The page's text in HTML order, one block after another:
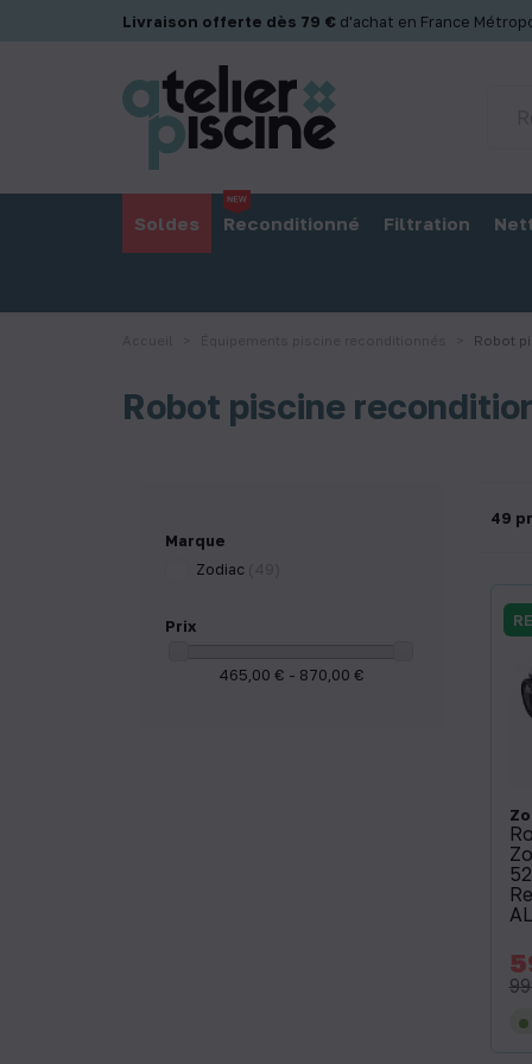
Livraison offerte dès 79 € d'achat en France
Soldes Reconditionné Filtration
Robot
Robot piscine
Marque
Zodiac
Prix
465,00 € - 870,00 €
49